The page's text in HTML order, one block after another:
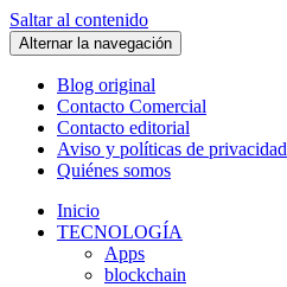
Saltar al contenido
Alternar la navegación
Blog original
Contacto Comercial
Contacto editorial
Aviso y políticas de privacidad
Quiénes somos
Inicio
TECNOLOGÍA
Apps
blockchain